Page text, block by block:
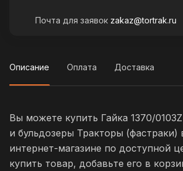
Почта для заявок zakaz@tortrak.ru
Описание Оплата Доставка
Вы можете купить Гайка 1370/
и бульдозеры Тракторы
интернет-магазине по доступной
купить товар, добавьте его в